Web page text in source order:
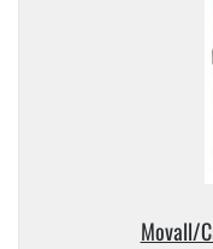
Movall/​